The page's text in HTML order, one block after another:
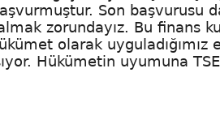
Son başvurusu
zorundayız. Bu finans
olarak uyguladığımız
Hükümetin uyumuna